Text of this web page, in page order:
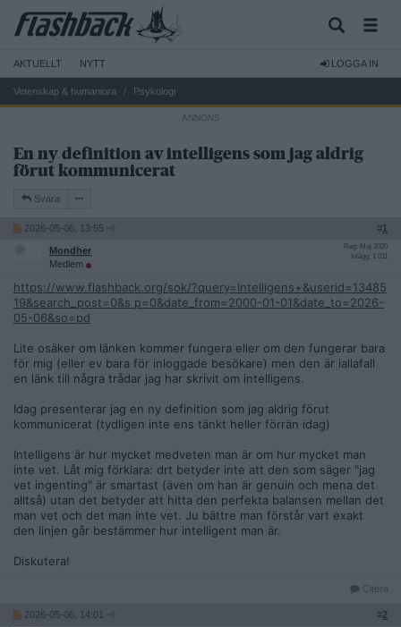
AKTUELLT NYTT LOGGA IN
Vetenskap & humaniora Psykologi
En ny definition av intelligens som jag aldrig
förut kommunicerat
Svara
2026-05-06, 13:55 #1
Mondher
Medlem
Reg: Maj 2020
Inlägg: 1 011
https://www.flashback.org/sok/?query=Intelligens+&userid=13485
19&search_post=0&s p=0&date_from=2000-01-01&date_to=2026-
05-06&so=pd
Lite osäker om länken kommer fungera eller om den fungerar bara
för mig (eller ev bara för inloggade besökare) men den är iallafall
en länk till några trådar jag har skrivit om intelligens.
Idag presenterar jag en ny definition som jag aldrig förut
kommunicerat (tydligen inte ens tänkt heller förrän idag)
Intelligens är hur mycket medveten man är om hur mycket man
inte vet. Låt mig förklara: drt betyder inte att den som säger "jag
vet ingenting" är smartast (även om han är genuin och mena det
alltså) utan det betyder att hitta den perfekta balansen mellan det
man vet och det man inte vet. Ju bättre man förstår vart exakt
den linjen går bestämmer hur intelligent man är.
Diskutera!
Citera
2026-05-06, 14:01 #2